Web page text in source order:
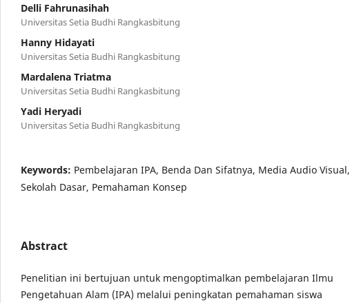
Delli Fahrunasihah
Universitas Setia Budhi Rangkasbitung
Hanny Hidayati
Universitas Setia Budhi Rangkasbitung
Mardalena Triatma
Universitas Setia Budhi Rangkasbitung
Yadi Heryadi
Universitas Setia Budhi Rangkasbitung
Keywords: Pembelajaran IPA, Benda Dan Sifatnya, Media Audio Visual,
Sekolah Dasar, Pemahaman Konsep
Abstract
Penelitian ini bertujuan untuk mengoptimalkan pembelajaran Ilmu
Pengetahuan Alam (IPA) melalui peningkatan pemahaman siswa